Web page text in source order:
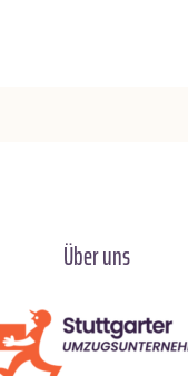
Über uns